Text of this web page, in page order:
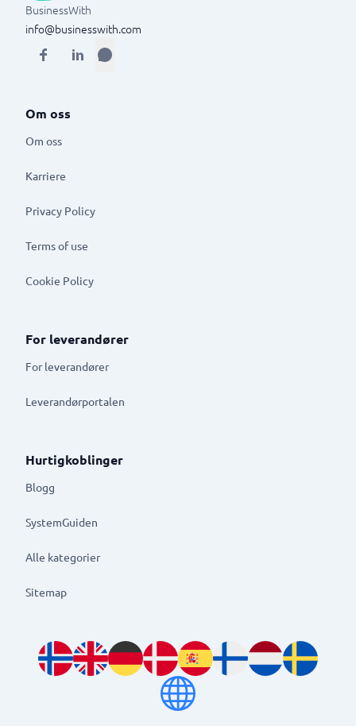
BusinessWith
info@businesswith.com
Om oss
Om oss
Karriere
Privacy Policy
Terms of use
Cookie Policy
For leverandører
For leverandører
Leverandørportalen
Hurtigkoblinger
Blogg
SystemGuiden
Alle kategorier
Sitemap